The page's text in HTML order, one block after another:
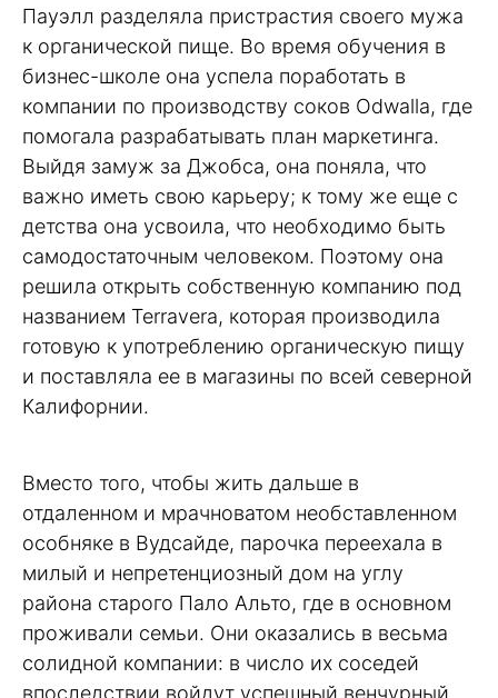
Пауэлл разделяла пристрастия своего мужа
к органической пище. Во время обучения в
бизнес-школе она успела поработать в
компании по производству соков Odwalla, где
помогала разрабатывать план маркетинга.
Выйдя замуж за Джобса, она поняла, что
важно иметь свою карьеру; к тому же еще с
детства она усвоила, что необходимо быть
самодостаточным человеком. Поэтому она
решила открыть собственную компанию под
названием Terravera, которая производила
готовую к употреблению органическую пищу
и поставляла ее в магазины по всей северной
Калифорнии.
Вместо того, чтобы жить дальше в
отдаленном и мрачноватом необставленном
особняке в Вудсайде, парочка переехала в
милый и непретенциозный дом на углу
района старого Пало Альто, где в основном
проживали семьи. Они оказались в весьма
солидной компании: в число их соседей
впоследствии войдут успешный венчурный